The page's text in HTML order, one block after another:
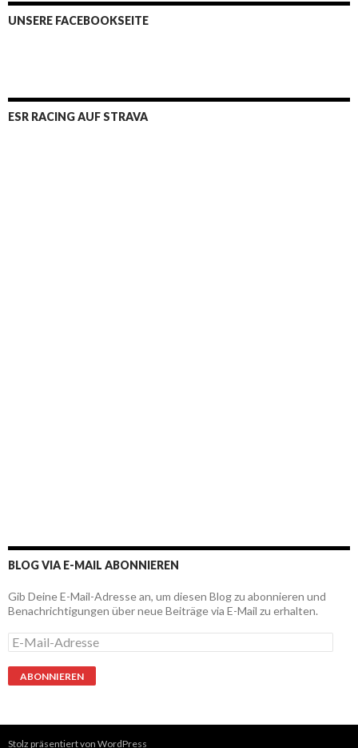
UNSERE FACEBOOKSEITE
ESR RACING AUF STRAVA
BLOG VIA E-MAIL ABONNIEREN
Gib Deine E-Mail-Adresse an, um diesen Blog zu abonnieren und
Benachrichtigungen über neue Beiträge via E-Mail zu erhalten.
E
-
M
a
-
A
Stolz präsentiert von WordPress